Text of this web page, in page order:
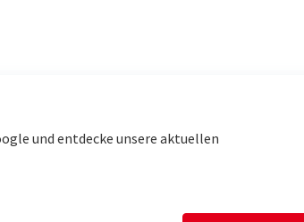
und entdecke unsere aktuellen